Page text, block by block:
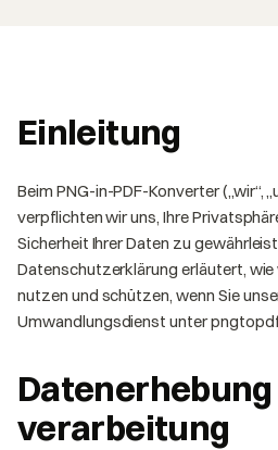
Einleitung
Beim PNG-in-PDF-Konverter („wir“,
verpflichten wir uns, Ihre
Sicherheit Ihrer Daten zu
Datenschutzerklärung erläutert,
nutzen und schützen, wenn Sie
Umwandlungsdienst unter
Datenerhebung
verarbeitung